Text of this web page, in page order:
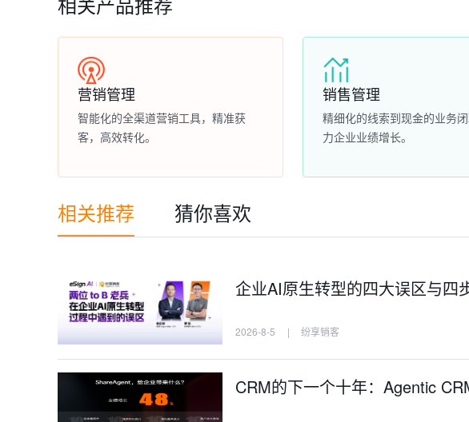
相关产品推荐
营销管理
智能化的全渠道营销工具，精准获
客，高效转化。
销售管理
精细化的线索到现金的业务
力企业业绩增长。
相关推荐 猜你喜欢
企业AI原生转型的四大误区与四
2026-8-5 | 纷享销客
CRM的下一个十年：Agentic